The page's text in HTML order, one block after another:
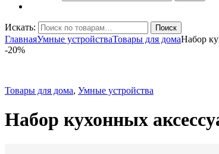
Искать: Поиск
ГлавнаяУмные устройстваТовары для домаНабор
-20%
Товары для дома, Умные устройства
Набор кухонных